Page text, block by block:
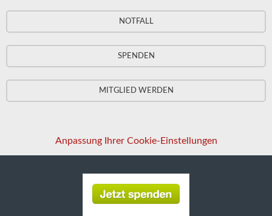
NOTFALL
SPENDEN
MITGLIED WERDEN
Anpassung Ihrer Cookie-Einstellungen